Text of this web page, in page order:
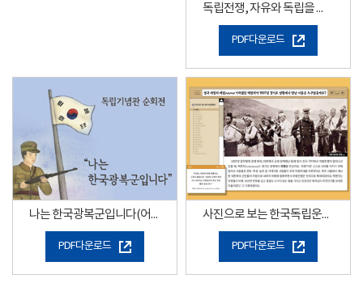
독립전쟁, 자유와 독립을 향한 우리의 힘찬 여정"
PDF다운로드
나는 한국광복군입니다(어린이용)
PDF다운로드
사진으로 보는 한국독립운동사
PDF다운로드